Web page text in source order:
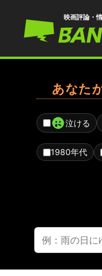
映画評論・
あなた
泣ける
1980年代